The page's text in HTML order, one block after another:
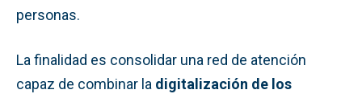
personas.
La finalidad es consolidar una red de atención
capaz de combinar la digitalización de los